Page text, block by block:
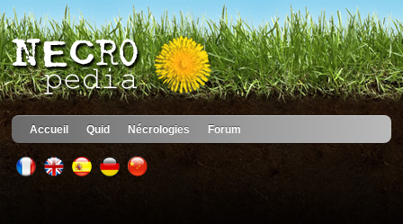
Accueil Quid Nécrologies Forum